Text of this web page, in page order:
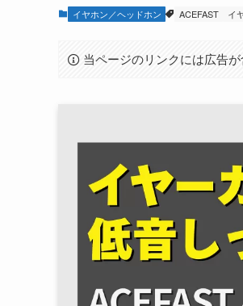
イヤホン／ヘッドホン ACEFAST イ
当ページのリンクには広告が